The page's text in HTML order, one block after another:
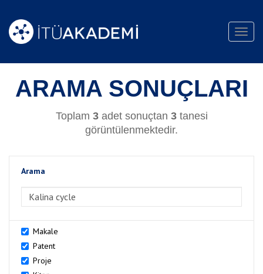
ARAMA SONUÇLARI
Toplam 3adet sonuçtan 3tanesi
görüntülenmektedir.
Arama
Makale
Patent
Proje